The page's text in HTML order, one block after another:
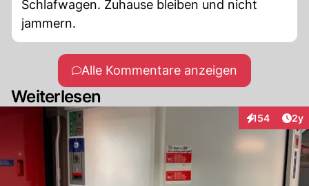
Schlafwagen. Zuhause bleiben und nicht
jammern.
Alle Kommentare anzeigen
Weiterlesen
154
Interaktionen
2y